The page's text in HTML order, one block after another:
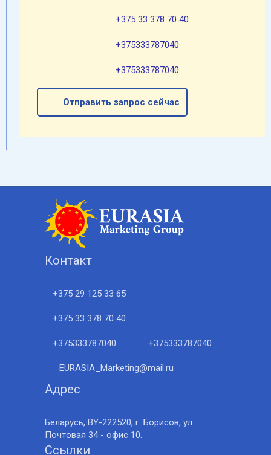
+375 33 378 70 40
+375333787040
+375333787040
Отправить запрос сейчас
Контакт
+375 29 125 33 65
+375 33 378 70 40
+375333787040 +375333787040
EURASIA_Marketing@mail.ru
Адрес
Беларусь, BY-222520, г. Борисов, ул.
Почтовая 34 - офис 10.
Ссылки